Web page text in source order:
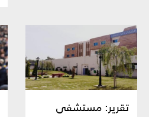
تقرير: مستشفى